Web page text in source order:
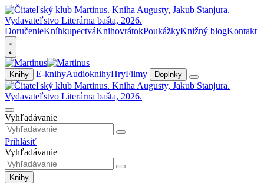
DoručenieKníhkupectváKnihovrátokPoukážkyKnižný blogKontakt
Knihy E-knihyAudioknihyHryFilmy Doplnky
Vyhľadávanie
Prihlásiť
Vyhľadávanie
Knihy